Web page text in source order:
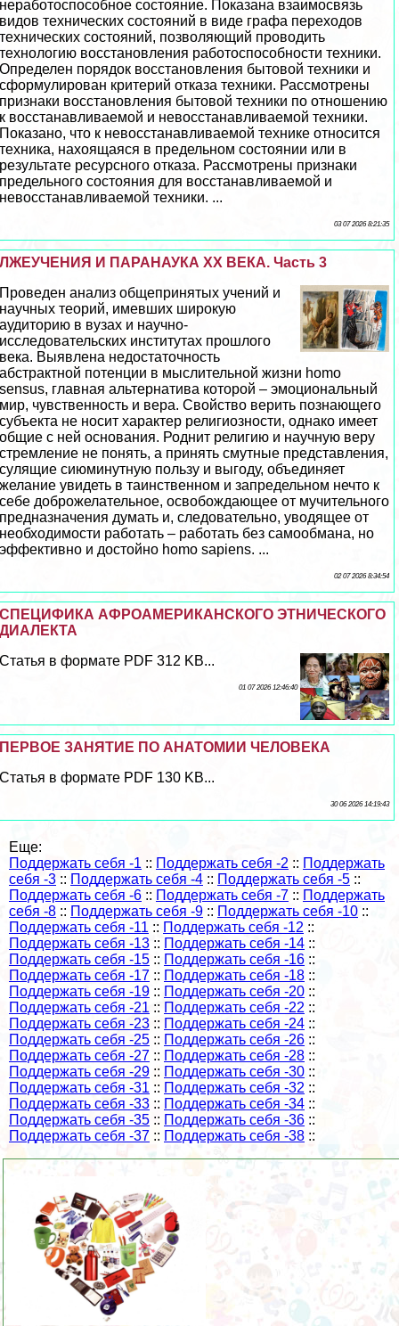
неработоспособное состояние. Показана взаимосвязь
видов технических состояний в виде графа переходов
технических состояний, позволяющий проводить
технологию восстановления работоспособности техники.
Определен порядок восстановления бытовой техники и
сформулирован критерий отказа техники. Рассмотрены
признаки восстановления бытовой техники по отношению
к восстанавливаемой и невосстанавливаемой техники.
Показано, что к невосстанавливаемой технике относится
техника, нахоящаяся в предельном состоянии или в
результате ресурсного отказа. Рассмотрены признаки
предельного состояния для восстанавливаемой и
невосстанавливаемой техники. ...
03 07 2026 8:21:35
ЛЖЕУЧЕНИЯ И ПАРАНАУКА ХХ ВЕКА. Часть 3
Проведен анализ общепринятых учений и
научных теорий, имевших широкую
аудиторию в вузах и научно-
исследовательских институтах прошлого
века. Выявлена недостаточность
абстpaктной потенции в мыслительной жизни homo
sensus, главная альтернатива которой – эмоциональный
мир, чувственность и вера. Свойство верить познающего
субъекта не носит хаpaктер религиозности, однако имеет
общие с ней основания. Роднит религию и научную веру
стремление не понять, а принять смутные представления,
сулящие сиюминутную пользу и выгоду, объединяет
желание увидеть в таинственном и запредельном нечто к
себе доброжелательное, освобождающее от мучительного
предназначения думать и, следовательно, уводящее от
необходимости работать – работать без самообмана, но
эффективно и достойно homo sapiens. ...
02 07 2026 8:34:54
СПЕЦИФИКА АФРОАМЕРИКАНСКОГО ЭТНИЧЕСКОГО
ДИАЛЕКТА
Статья в формате PDF 312 KB...
01 07 2026 12:46:40
ПЕРВОЕ ЗАНЯТИЕ ПО АНАТОМИИ ЧЕЛОВЕКА
Статья в формате PDF 130 KB...
30 06 2026 14:19:43
Еще:
Поддержать себя -1 :: Поддержать себя -2 :: Поддержать
себя -3 :: Поддержать себя -4 :: Поддержать себя -5 ::
Поддержать себя -6 :: Поддержать себя -7 :: Поддержать
себя -8 :: Поддержать себя -9 :: Поддержать себя -10 ::
Поддержать себя -11 :: Поддержать себя -12 ::
Поддержать себя -13 :: Поддержать себя -14 ::
Поддержать себя -15 :: Поддержать себя -16 ::
Поддержать себя -17 :: Поддержать себя -18 ::
Поддержать себя -19 :: Поддержать себя -20 ::
Поддержать себя -21 :: Поддержать себя -22 ::
Поддержать себя -23 :: Поддержать себя -24 ::
Поддержать себя -25 :: Поддержать себя -26 ::
Поддержать себя -27 :: Поддержать себя -28 ::
Поддержать себя -29 :: Поддержать себя -30 ::
Поддержать себя -31 :: Поддержать себя -32 ::
Поддержать себя -33 :: Поддержать себя -34 ::
Поддержать себя -35 :: Поддержать себя -36 ::
Поддержать себя -37 :: Поддержать себя -38 ::